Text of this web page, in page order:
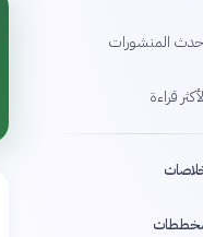
المنشورات
قراءة